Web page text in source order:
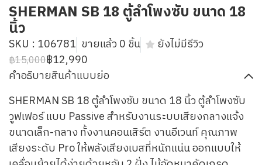
SHERMAN SB 18 ตู้ลำโพงซับ ขนาด 18
นิ้ว
SKU : 106781 ขายแล้ว 0 ชิ้น ยังไม่มีรีวิว
฿15,000฿12,990
คำอธิบายสินค้าแบบย่อ
SHERMAN SB 18 ตู้ลำโพงซับ ขนาด 18 นิ้ว ตู้ลำโพงซับ
วูฟเฟอร์ แบบ Passive สำหรับงานระบบเสียงกลางแจ้ง
ขนาดเล็ก-กลาง ทั้งงานคอนเสิร์ต งานอีเวนท์ คุณภาพ
เสียงระดับ Pro ให้พลังเสียงเบสที่หนักแน่น ออกแบบให้